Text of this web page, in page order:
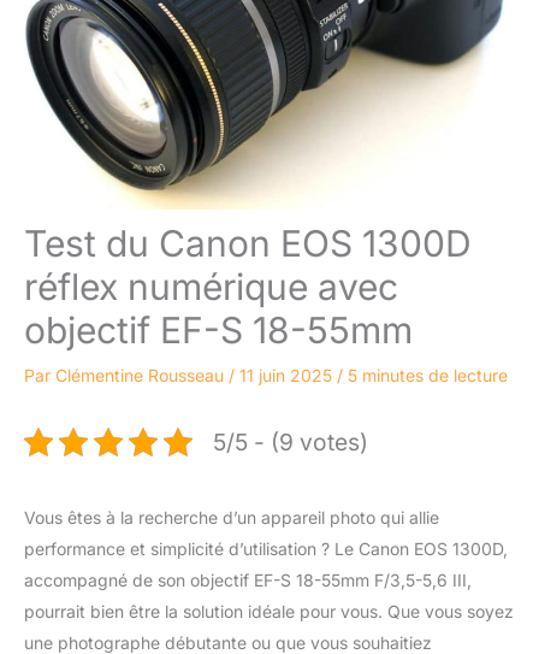
Test du Canon EOS 1300D
réflex numérique avec
objectif EF-S 18-55mm
Par Clémentine Rousseau / 11 juin 2025 / 5 minutes de lecture
5/5 - (9 votes)
Vous êtes à la recherche d’un appareil photo qui allie
performance et simplicité d’utilisation ? Le Canon EOS 1300D,
accompagné de son objectif EF-S 18-55mm F/3,5-5,6 III,
pourrait bien être la solution idéale pour vous. Que vous soyez
une photographe débutante ou que vous souhaitiez